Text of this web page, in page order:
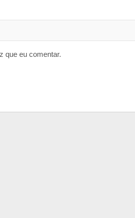
que eu comentar.